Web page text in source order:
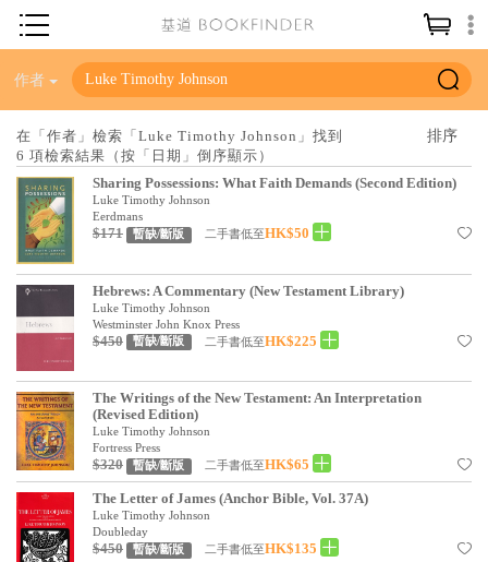
神學／教義
聖經
信仰入門
教會歷史
靈修／禱告
信徒生活
教會事工
分齡牧養
社會／倫理
哲學／宗教比較
見證／傳記
文藝／勵志
作者
在「作者」檢索「Luke Timothy Johnson」找到
6 項檢索結果（按「日期」倒序顯示）
Sharing Possessions: What Faith Demands (Second Edition)
Luke Timothy Johnson
Eerdmans
$171 暫缺/斷版 二手書低至HK$50
Hebrews: A Commentary (New Testament Library)
Luke Timothy Johnson
Westminster John Knox Press
$450 暫缺/斷版 二手書低至HK$225
The Writings of the New Testament: An Interpretation
(Revised Edition)
Luke Timothy Johnson
Fortress Press
$320 暫缺/斷版 二手書低至HK$65
The Letter of James (Anchor Bible, Vol. 37A)
Luke Timothy Johnson
Doubleday
$450 暫缺/斷版 二手書低至HK$135